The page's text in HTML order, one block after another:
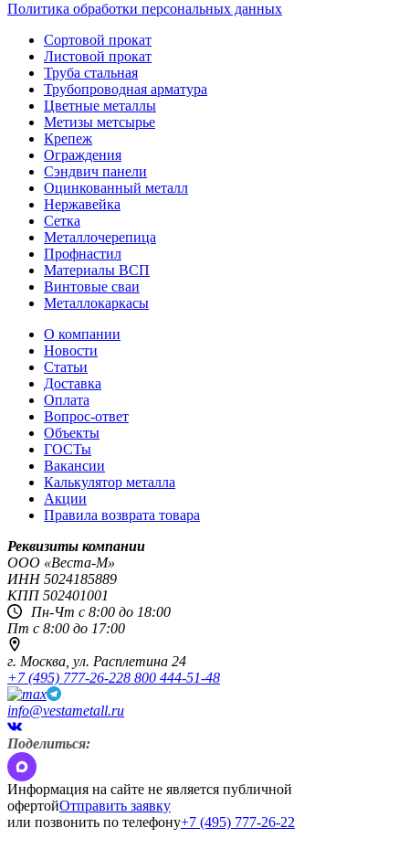
Политика обработки персональных данных
Сортовой прокат
Листовой прокат
Труба стальная
Трубопроводная арматура
Цветные металлы
Метизы метсырье
Крепеж
Ограждения
Сэндвич панели
Оцинкованный металл
Нержавейка
Сетка
Металлочерепица
Профнастил
Материалы ВСП
Винтовые сваи
Металлокаркасы
О компании
Новости
Статьи
Доставка
Оплата
Вопрос-ответ
Объекты
ГОСТы
Вакансии
Калькулятор металла
Акции
Правила возврата товара
Реквизиты компании
OOO «Веста-М»
ИНН5024185889
КПП502401001
Пн-Чт с 8:00 до 18:00
Пт с 8:00 до 17:00
г. Москва, ул. Расплетина 24
+7 (495) 777-26-228 800 444-51-48
info@vestametall.ru
Поделиться:
Информация на сайте не является публичной
офертойОтправить заявку
или позвонить по телефону+7 (495) 777-26-22